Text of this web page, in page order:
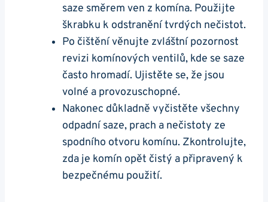
saze směrem ven z komína. Použijte
škrabku k odstranění tvrdých nečistot.
Po čištění věnujte zvláštní pozornost
revizi komínových ventilů, kde se saze
často hromadí. Ujistěte se, že jsou
volné a provozuschopné.
Nakonec důkladně vyčistěte všechny
odpadní saze, prach a nečistoty ze
spodního otvoru komínu. Zkontrolujte,
zda je komín opět čistý a připravený k
bezpečnému použití.